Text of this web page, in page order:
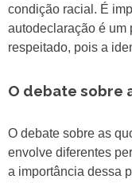
condição racial. É
autodeclaração é um
respeitado, pois a
O debate sobre
O debate sobre as
envolve diferentes
a importância dessa